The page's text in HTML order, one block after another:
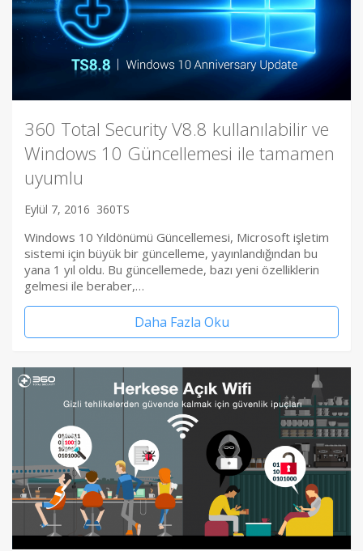
360 Total Security V8.8 kullanılabilir ve
Windows 10 Güncellemesi ile tamamen
uyumlu
Eylül 7, 2016 360TS
Windows 10 Yıldönümü Güncellemesi, Microsoft işletim
sistemi için büyük bir güncelleme, yayınlandığından bu
yana 1 yıl oldu. Bu güncellemede, bazı yeni özelliklerin
gelmesi ile beraber,…
Daha Fazla Oku